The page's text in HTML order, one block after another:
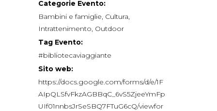
Categorie Evento:
Bambini e famiglie, Cultura,
Intrattenimento, Outdoor
Tag Evento:
#bibliotecaviaggiante
Sito web:
https://docs.google.com/forms/d/e/1F
AIpQLSfvFkzAGBBqC_6vS5ZjeeYmFp
UIf01nnbsJrSeSBQ7FTuG6cQ/viewfor